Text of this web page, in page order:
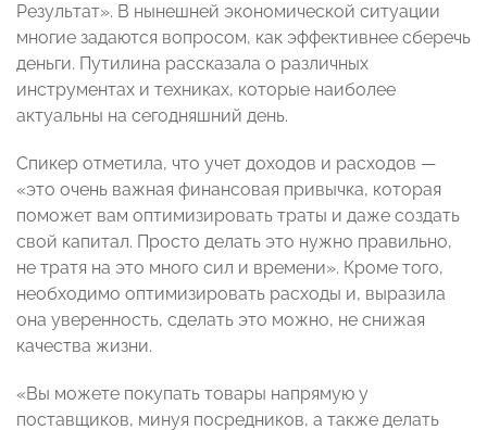
Результат». В нынешней экономической ситуации
многие задаются вопросом, как эффективнее сберечь
деньги. Путилина рассказала о различных
инструментах и техниках, которые наиболее
актуальны на сегодняшний день.
Спикер отметила, что учет доходов и расходов —
«это очень важная финансовая привычка, которая
поможет вам оптимизировать траты и даже создать
свой капитал. Просто делать это нужно правильно,
не тратя на это много сил и времени». Кроме того,
необходимо оптимизировать расходы и, выразила
она уверенность, сделать это можно, не снижая
качества жизни.
«Вы можете покупать товары напрямую у
поставщиков, минуя посредников, а также делать